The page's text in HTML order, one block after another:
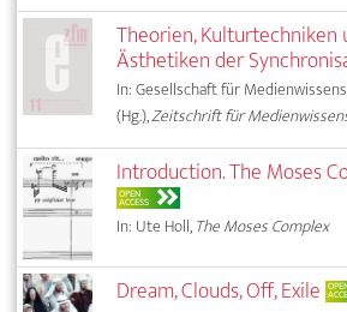
Theorien, Kulturtechniken
Ästhetiken der
In: Gesellschaft für
(Hg.),Zeitschrift für
Introduction. The Moses
OPEN
ACCESS
In: Ute Holl,The Moses Complex
Dream, Clouds, Off, Exile